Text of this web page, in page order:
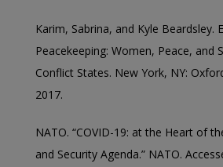
Karim, Sabrina, and Kyle Beardsley.
Peacekeeping: Women, Peace, and
Conflict States. New York, NY:
2017.
NATO. “COVID-19: at the Heart of
and Security Agenda.” NATO.